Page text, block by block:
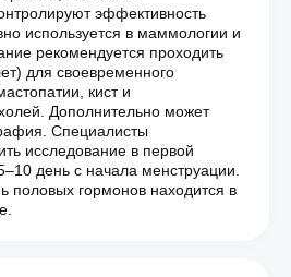
эффективность
используется в маммологии и
рекомендуется проходить
для своевременного
кист и
Дополнительно может
Специалисты
исследование в первой
день с начала менструации.
половых гормонов находится в